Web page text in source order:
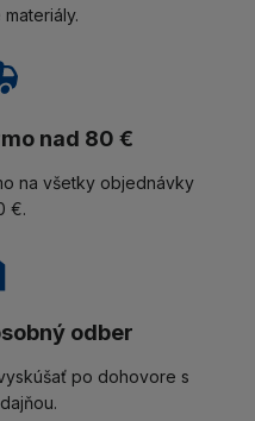
nad 80 €
na všetky objednávky
€.
odber
po dohovore s